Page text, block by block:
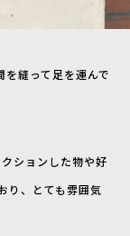
縫って足を運んで
ションした物や好
り、とても雰囲気